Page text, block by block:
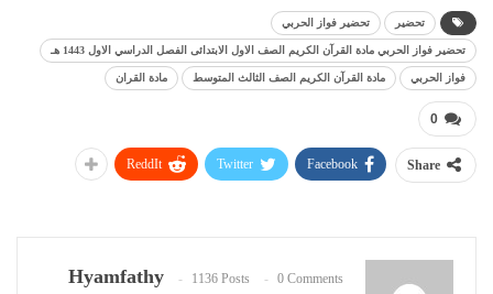
تحضير تحضير فواز الحربي
تحضير فواز الحربي مادة القرآن الكريم الصف الاول الابتدائى الفصل الدراسي الاول 1443 هـ
فواز الحربي مادة القرآن الكريم الصف الثالث المتوسط مادة القران
0
Share
Facebook
Twitter
ReddIt
Hyamfathy 1136 Posts 0 Comments